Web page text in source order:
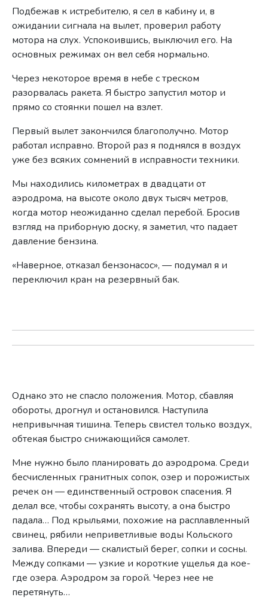
Подбежав к истребителю, я сел в кабину и, в
ожидании сигнала на вылет, проверил работу
мотора на слух. Успокоившись, выключил его. На
основных режимах он вел себя нормально.
Через некоторое время в небе с треском
разорвалась ракета. Я быстро запустил мотор и
прямо со стоянки пошел на взлет.
Первый вылет закончился благополучно. Мотор
работал исправно. Второй раз я поднялся в воздух
уже без всяких сомнений в исправности техники.
Мы находились километрах в двадцати от
аэродрома, на высоте около двух тысяч метров,
когда мотор неожиданно сделал перебой. Бросив
взгляд на приборную доску, я заметил, что падает
давление бензина.
«Наверное, отказал бензонасос», — подумал я и
переключил кран на резервный бак.
Однако это не спасло положения. Мотор, сбавляя
обороты, дрогнул и остановился. Наступила
непривычная тишина. Теперь свистел только воздух,
обтекая быстро снижающийся самолет.
Мне нужно было планировать до аэродрома. Среди
бесчисленных гранитных сопок, озер и порожистых
речек он — единственный островок спасения. Я
делал все, чтобы сохранять высоту, а она быстро
падала… Под крыльями, похожие на расплавленный
свинец, рябили неприветливые воды Кольского
залива. Впереди — скалистый берег, сопки и сосны.
Между сопками — узкие и короткие ущелья да кое-
где озера. Аэродром за горой. Через нее не
перетянуть…